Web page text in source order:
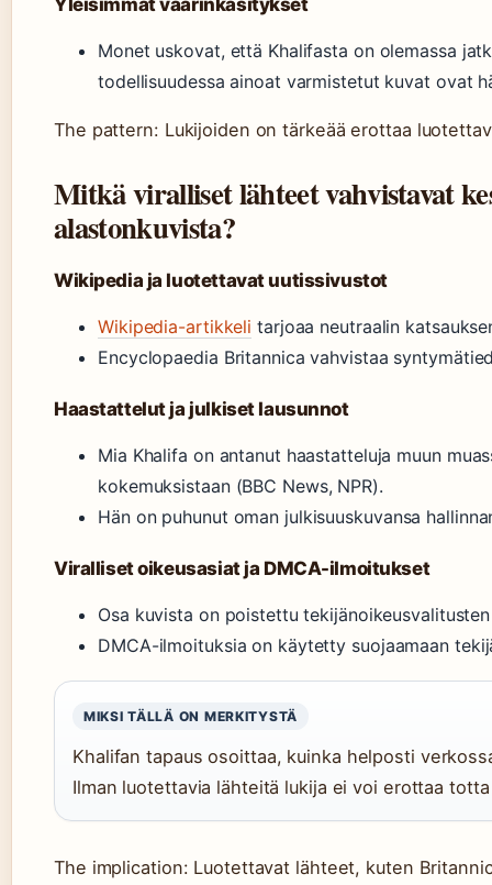
Monet uskovat, että Khalifasta on olemassa
todellisuudessa ainoat varmistetut kuvat ovat
The pattern: Lukijoiden on tärkeää erottaa
Mitkä viralliset lähteet vahvistavat
alastonkuvista?
Wikipedia ja luotettavat uutissivustot
Wikipedia-artikkeli tarjoaa neutraalin
Encyclopaedia Britannica vahvistaa
Haastattelut ja julkiset lausunnot
Mia Khalifa on antanut haastatteluja muun
kokemuksistaan (BBC News, NPR).
Hän on puhunut oman julkisuuskuvansa
Viralliset oikeusasiat ja DMCA-ilmoitukset
Osa kuvista on poistettu
DMCA-ilmoituksia on käytetty suojaamaan
MIKSI TÄLLÄ ON MERKITYSTÄ
Khalifan tapaus osoittaa, kuinka helposti
Ilman luotettavia lähteitä lukija ei voi erottaa
The implication: Luotettavat lähteet, kuten